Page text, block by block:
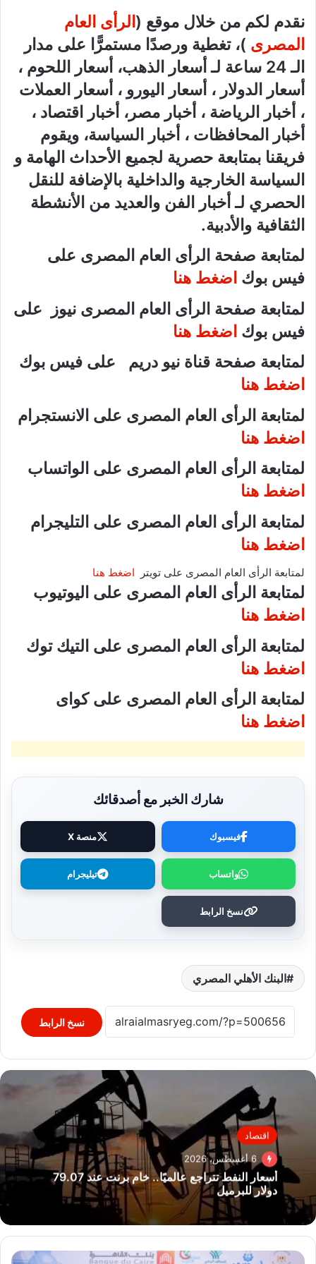
نقدم لكم من خلال موقع ( الرأى العام
المصرى )، تغطية ورصدًا مستمرًّا على مدار
الـ 24 ساعة لـ أسعار الذهب، أسعار اللحوم ،
أسعار الدولار ، أسعار اليورو ، أسعار العملات
، أخبار الرياضة ، أخبار مصر، أخبار اقتصاد ،
أخبار المحافظات ، أخبار السياسة، ويقوم
فريقنا بمتابعة حصرية لجميع الأحداث الهامة و
السياسة الخارجية والداخلية بالإضافة للنقل
الحصري لـ أخبار الفن والعديد من الأنشطة
الثقافية والأدبية.
لمتابعة صفحة الرأى العام المصرى على
فيس بوك اضغط هنا
لمتابعة صفحة الرأى العام المصرى نيوز على
فيس بوك اضغط هنا
لمتابعة صفحة قناة نيو دريم على فيس بوك
اضغط هنا
لمتابعة الرأى العام المصرى على الانستجرام
اضغط هنا
لمتابعة الرأى العام المصرى على الواتساب
اضغط هنا
لمتابعة الرأى العام المصرى على التليجرام
اضغط هنا
لمتابعة الرأى العام المصرى على تويتر اضغط هنا
لمتابعة الرأى العام المصرى على اليوتيوب
اضغط هنا
لمتابعة الرأى العام المصرى على التيك توك
اضغط هنا
لمتابعة الرأى العام المصرى على كواى
اضغط هنا
شارك الخبر مع أصدقائك
فيسبوك منصة X
واتساب تيليجرام
نسخ الرابط
البنك الأهلي المصري
نسخ الرابط
اقتصاد
6 أغسطس، 2026
أسعار النفط تتراجع عالميًا.. خام برنت عند 79.07
دولار للبرميل
بنك